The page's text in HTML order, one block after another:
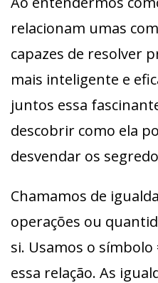
relacionam umas
capazes de resolver
mais inteligente e
juntos essa
descobrir como ela
desvendar os
Chamamos de
operações ou
si. Usamos o
essa relação. As